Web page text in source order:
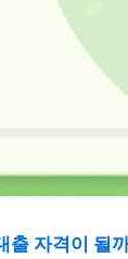
출 자격이 될